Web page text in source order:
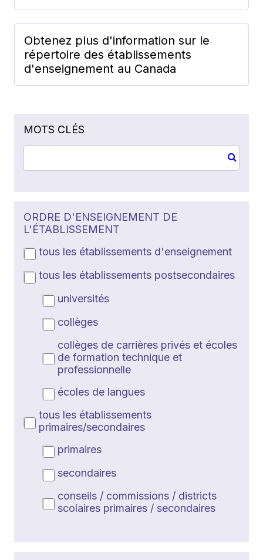
Obtenez plus d'information sur le
répertoire des établissements
d'enseignement au Canada
MOTS CLÉS
ORDRE D'ENSEIGNEMENT DE
L'ÉTABLISSEMENT
tous les établissements d'enseignement
tous les établissements postsecondaires
universités
collèges
collèges de carrières privés et écoles
de formation technique et
professionnelle
écoles de langues
tous les établissements
primaires/secondaires
primaires
secondaires
conseils / commissions / districts
scolaires primaires / secondaires